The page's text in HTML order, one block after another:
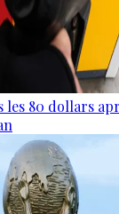
les 80 dollars